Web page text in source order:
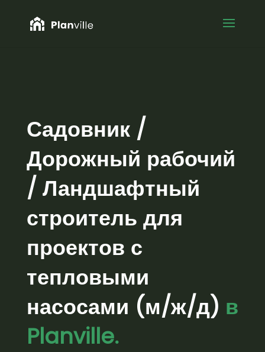
Садовник /
Дорожный рабочий
/ Ландшафтный
строитель для
проектов с
тепловыми
насосами (м/ж/д) в
Planville.